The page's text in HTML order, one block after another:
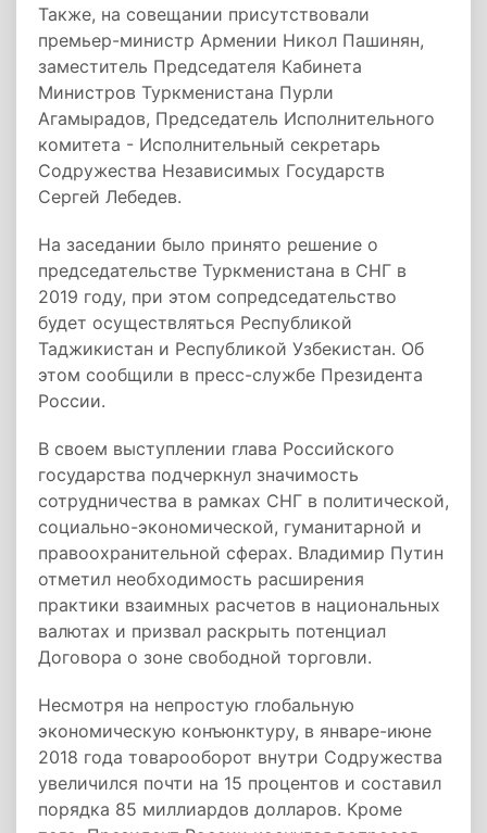
Также, на совещании присутствовали
премьер-министр Армении Никол Пашинян,
заместитель Председателя Кабинета
Министров Туркменистана Пурли
Агамырадов, Председатель Исполнительного
комитета - Исполнительный секретарь
Содружества Независимых Государств
Сергей Лебедев.
На заседании было принято решение о
председательстве Туркменистана в СНГ в
2019 году, при этом сопредседательство
будет осуществляться Республикой
Таджикистан и Республикой Узбекистан. Об
этом сообщили в пресс-службе Президента
России.
В своем выступлении глава Российского
государства подчеркнул значимость
сотрудничества в рамках СНГ в политической,
социально-экономической, гуманитарной и
правоохранительной сферах. Владимир Путин
отметил необходимость расширения
практики взаимных расчетов в национальных
валютах и призвал раскрыть потенциал
Договора о зоне свободной торговли.
Несмотря на непростую глобальную
экономическую конъюнктуру, в январе-июне
2018 года товарооборот внутри Содружества
увеличился почти на 15 процентов и составил
порядка 85 миллиардов долларов. Кроме